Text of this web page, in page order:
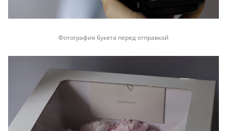
Фотография букета перед отправкой